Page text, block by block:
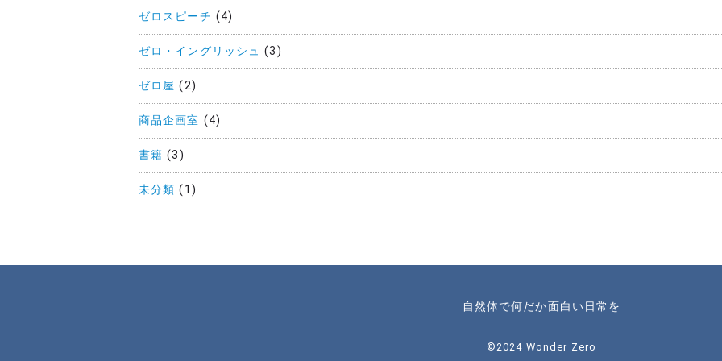
ゼロスピーチ (4)
ゼロ・イングリッシュ (3)
ゼロ屋 (2)
商品企画室 (4)
書籍 (3)
未分類 (1)
自然体で何だか面白い日常を
©️2024 Wonder Zero